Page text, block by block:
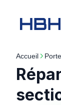
Accueil